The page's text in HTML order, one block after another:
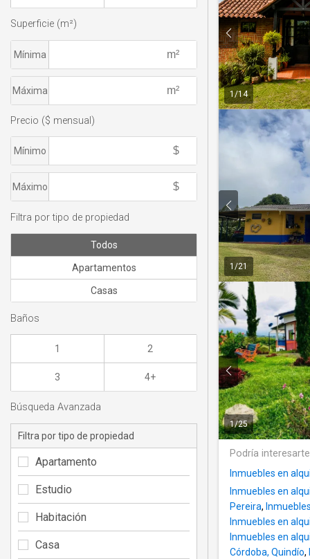
1/14
1 /21
1/25
Podría
Inmuebles en
Inmuebles en
Pereira,
Inmuebles en
Inmuebles en
Córdoba, Quindío,
Superficie (m²)
Mínima
Máxima
Precio ($ mensual)
Mínimo
Máximo
Filtra por tipo de propiedad
Todos
Apartamentos
Casas
Baños
1 2
3 4+
Búsqueda Avanzada
Filtra por tipo de propiedad
Apartamento
Estudio
Habitación
Casa